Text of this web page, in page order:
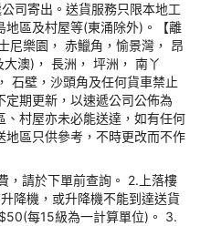
司寄出。送貨服務只限本地工
地區及村屋等(東涌除外)。【離
尼樂園， 赤鱲角，愉景灣， 昂
澳)， 長洲， 坪洲， 南丫
石壁，沙頭角及任何貨車禁止
期更新，以速遞公司公佈為
村屋亦未必能送達，如有任何
區只供參考，不時更改而不作
，請於下單前查詢。 2.上落樓
降機，或升降機不能到達送貨
每15級為一計算單位)。 3.